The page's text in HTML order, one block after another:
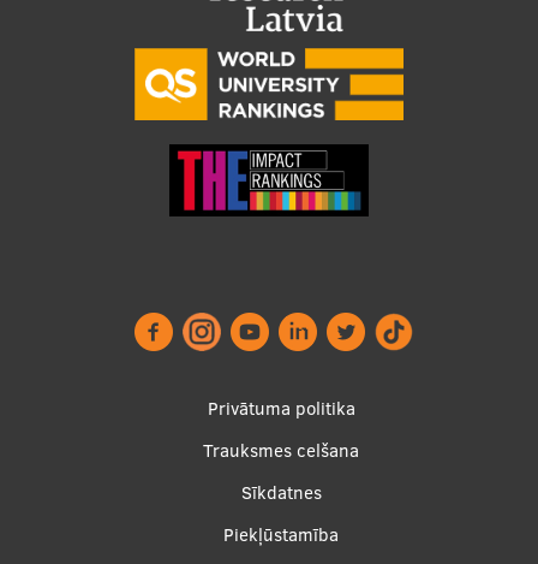
Privātuma politika
Trauksmes celšana
Sīkdatnes
Piekļūstamība